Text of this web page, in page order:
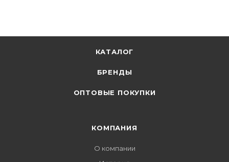
КАТАЛОГ
БРЕНДЫ
ОПТОВЫЕ ПОКУПКИ
КОМПАНИЯ
О компании